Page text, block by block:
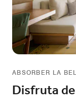
ABSORBER LA
Disfruta